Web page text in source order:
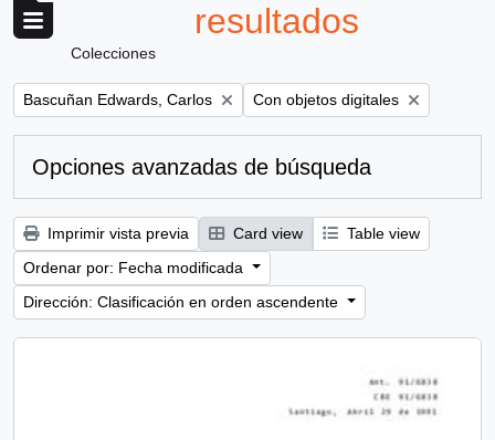
resultados
Colecciones
Remove filter:
Bascuñan Edwards, Carlos Remove filter:
Con objetos digitales
Opciones avanzadas de búsqueda
Imprimir vista previa Card view
Table view
Ordenar por: Fecha modificada
Dirección: Clasificación en orden ascendente